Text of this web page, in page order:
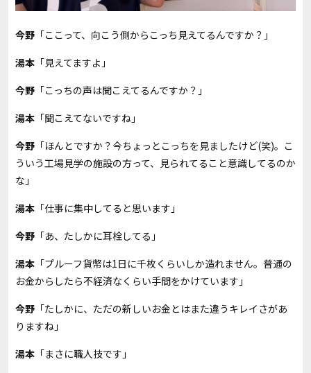
今野 「ここって、向こう側からこっち見えてるんですか？」
湯本 「見えてますよ」
今野 「こっちの声は聞こえてるんですか？」
湯本 「聞こえてないですね」
今野 「ほんとですか？今ちょっとこっちを見ましたけど(笑)。こ
ういう工場見学の施設の方って、見られてること意識してるのか
な」
湯本 「仕事に集中してると思います」
今野 「あ、たしかに耳栓してる」
湯本 「プルーフ貨幣は1日に千枚くらいしか造れません。普通の
お金からしたら不経済なくらい手間をかけています」
今野 「たしかに、ただの新しいお金とはまた違うキレイさがあ
りますね」
湯本 「まさに職人技です」